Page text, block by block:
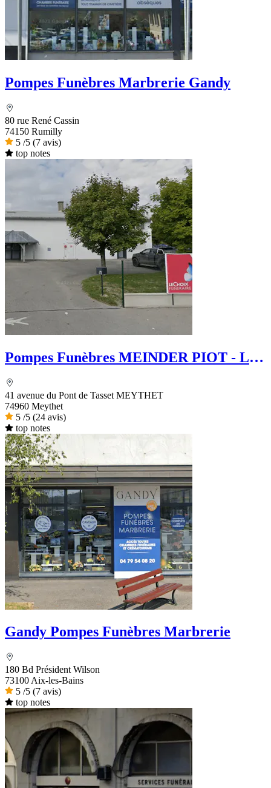
Pompes Funèbres Marbrerie Gandy
80 rue René Cassin
74150 Rumilly
5 /5 (7 avis)
top notes
Pompes Funèbres MEINDER PIOT - Le
41 avenue du Pont de Tasset MEYTHET
74960 Meythet
5 /5 (24 avis)
top notes
Gandy Pompes Funèbres Marbrerie
180 Bd Président Wilson
73100 Aix-les-Bains
5 /5 (7 avis)
top notes